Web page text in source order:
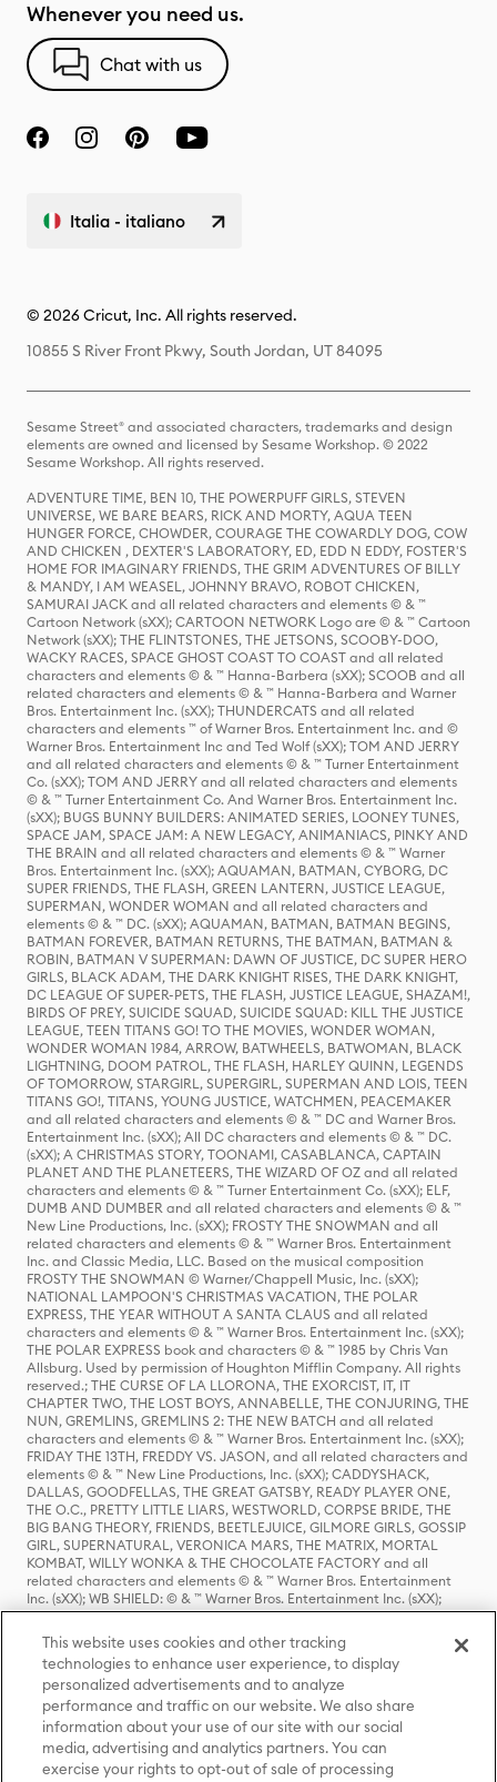
Whenever you need us.
Chat with us
Italia - italiano
© 2026 Cricut, Inc. All rights reserved.
10855 S River Front Pkwy, South Jordan, UT 84095
Sesame Street® and associated characters, trademarks and design
elements are owned and licensed by Sesame Workshop. © 2022
Sesame Workshop. All rights reserved.
ADVENTURE TIME, BEN 10, THE POWERPUFF GIRLS, STEVEN
UNIVERSE, WE BARE BEARS, RICK AND MORTY, AQUA TEEN
HUNGER FORCE, CHOWDER, COURAGE THE COWARDLY DOG, COW
AND CHICKEN , DEXTER'S LABORATORY, ED, EDD N EDDY, FOSTER'S
HOME FOR IMAGINARY FRIENDS, THE GRIM ADVENTURES OF BILLY
& MANDY, I AM WEASEL, JOHNNY BRAVO, ROBOT CHICKEN,
SAMURAI JACK and all related characters and elements © & ™
Cartoon Network (sXX); CARTOON NETWORK Logo are © & ™ Cartoon
Network (sXX); THE FLINTSTONES, THE JETSONS, SCOOBY-DOO,
WACKY RACES, SPACE GHOST COAST TO COAST and all related
characters and elements © & ™ Hanna-Barbera (sXX); SCOOB and all
related characters and elements © & ™ Hanna-Barbera and Warner
Bros. Entertainment Inc. (sXX); THUNDERCATS and all related
characters and elements ™ of Warner Bros. Entertainment Inc. and ©
Warner Bros. Entertainment Inc and Ted Wolf (sXX); TOM AND JERRY
and all related characters and elements © & ™ Turner Entertainment
Co. (sXX); TOM AND JERRY and all related characters and elements
© & ™ Turner Entertainment Co. And Warner Bros. Entertainment Inc.
(sXX); BUGS BUNNY BUILDERS: ANIMATED SERIES, LOONEY TUNES,
SPACE JAM, SPACE JAM: A NEW LEGACY, ANIMANIACS, PINKY AND
THE BRAIN and all related characters and elements © & ™ Warner
Bros. Entertainment Inc. (sXX); AQUAMAN, BATMAN, CYBORG, DC
SUPER FRIENDS, THE FLASH, GREEN LANTERN, JUSTICE LEAGUE,
SUPERMAN, WONDER WOMAN and all related characters and
elements © & ™ DC. (sXX); AQUAMAN, BATMAN, BATMAN BEGINS,
BATMAN FOREVER, BATMAN RETURNS, THE BATMAN, BATMAN &
ROBIN, BATMAN V SUPERMAN: DAWN OF JUSTICE, DC SUPER HERO
GIRLS, BLACK ADAM, THE DARK KNIGHT RISES, THE DARK KNIGHT,
DC LEAGUE OF SUPER-PETS, THE FLASH, JUSTICE LEAGUE, SHAZAM!,
BIRDS OF PREY, SUICIDE SQUAD, SUICIDE SQUAD: KILL THE JUSTICE
LEAGUE, TEEN TITANS GO! TO THE MOVIES, WONDER WOMAN,
WONDER WOMAN 1984, ARROW, BATWHEELS, BATWOMAN, BLACK
LIGHTNING, DOOM PATROL, THE FLASH, HARLEY QUINN, LEGENDS
OF TOMORROW, STARGIRL, SUPERGIRL, SUPERMAN AND LOIS, TEEN
TITANS GO!, TITANS, YOUNG JUSTICE, WATCHMEN, PEACEMAKER
and all related characters and elements © & ™ DC and Warner Bros.
Entertainment Inc. (sXX); All DC characters and elements © & ™ DC.
(sXX); A CHRISTMAS STORY, TOONAMI, CASABLANCA, CAPTAIN
PLANET AND THE PLANETEERS, THE WIZARD OF OZ and all related
characters and elements © & ™ Turner Entertainment Co. (sXX); ELF,
DUMB AND DUMBER and all related characters and elements © & ™
New Line Productions, Inc. (sXX); FROSTY THE SNOWMAN and all
related characters and elements © & ™ Warner Bros. Entertainment
Inc. and Classic Media, LLC. Based on the musical composition
FROSTY THE SNOWMAN © Warner/Chappell Music, Inc. (sXX);
NATIONAL LAMPOON'S CHRISTMAS VACATION, THE POLAR
EXPRESS, THE YEAR WITHOUT A SANTA CLAUS and all related
characters and elements © & ™ Warner Bros. Entertainment Inc. (sXX);
THE POLAR EXPRESS book and characters © & ™ 1985 by Chris Van
Allsburg. Used by permission of Houghton Mifflin Company. All rights
reserved.; THE CURSE OF LA LLORONA, THE EXORCIST, IT, IT
CHAPTER TWO, THE LOST BOYS, ANNABELLE, THE CONJURING, THE
NUN, GREMLINS, GREMLINS 2: THE NEW BATCH and all related
characters and elements © & ™ Warner Bros. Entertainment Inc. (sXX);
FRIDAY THE 13TH, FREDDY VS. JASON, and all related characters and
elements © & ™ New Line Productions, Inc. (sXX); CADDYSHACK,
DALLAS, GOODFELLAS, THE GREAT GATSBY, READY PLAYER ONE,
THE O.C., PRETTY LITTLE LIARS, WESTWORLD, CORPSE BRIDE, THE
BIG BANG THEORY, FRIENDS, BEETLEJUICE, GILMORE GIRLS, GOSSIP
GIRL, SUPERNATURAL, VERONICA MARS, THE MATRIX, MORTAL
KOMBAT, WILLY WONKA & THE CHOCOLATE FACTORY and all
related characters and elements © & ™ Warner Bros. Entertainment
Inc. (sXX); WB SHIELD: © & ™ Warner Bros. Entertainment Inc. (sXX);
HOUSE OF THE DRAGON, GAME OF THRONES, and all related
characters and elements © & ™ Home Box Office, Inc. (sXX); CHILLING
ADVENTURES OF SABRINA, RIVERDALE © & ™ Warner Bros.
Entertainment Inc. Archie Comics and all related characters and
elements © & ™ Archie Comic Publications, Inc. Used with permission.
(sXX); SEINFELD and all related characters and elements © & ™ Castle
Rock Entertainment. (sXX); TED LASSO © & ™ Warner Bros.
Entertainment Inc. & Universal Television LLC (sXX); THE HOBBIT: AN
UNEXPECTED JOURNEY, THE HOBBIT: THE DESOLATION OF SMAUG,
THE HOBBIT: THE BATTLE OF THE FIVE ARMIES, THE LORD OF THE
This website uses cookies and other tracking
technologies to enhance user experience, to display
personalized advertisements and to analyze
performance and traffic on our website. We also share
information about your use of our site with our social
media, advertising and analytics partners. You can
exercise your rights to opt-out of sale of processing